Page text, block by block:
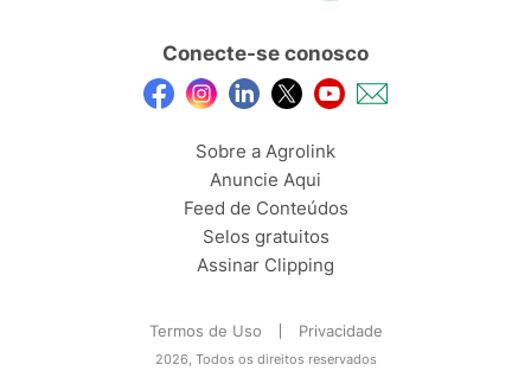
Conecte-se conosco
Sobre a Agrolink
Anuncie Aqui
Feed de Conteúdos
Selos gratuitos
Assinar Clipping
Termos de Uso Privacidade
2026, Todos os direitos reservados